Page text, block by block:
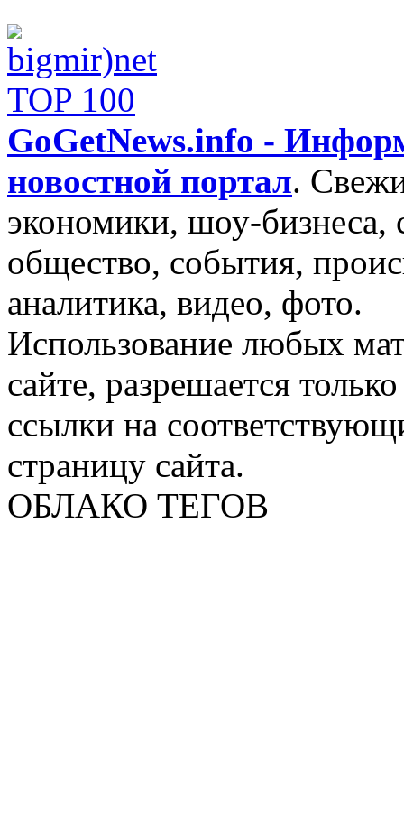
GoGetNews.info -
новостной портал.
экономики, шоу-бизнеса,
общество, события,
аналитика, видео, фото.
Использование любых
сайте, разрешается
ссылки на
страницу сайта.
ОБЛАКО ТЕГОВ